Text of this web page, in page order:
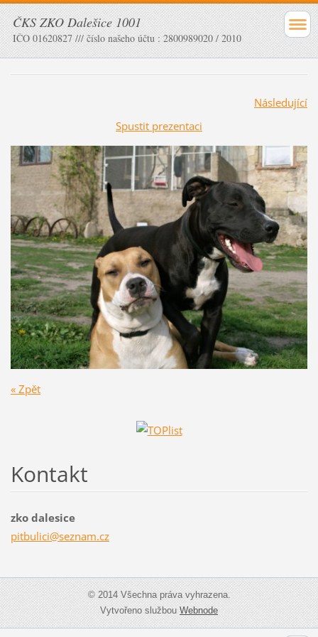
ČKS ZKO Dalešice 1001
IČO 01620827 /// číslo našeho účtu : 2800989020 / 2010
Následující
Spustit prezentaci
« Zpět
Kontakt
zko dalesice
pitbulici@seznam.cz
© 2014 Všechna práva vyhrazena.
Vytvořeno službouWebnode